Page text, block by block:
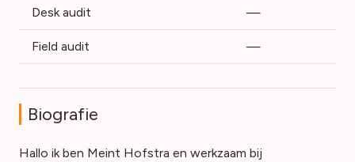
Desk audit —
Field audit —
Biografie
Hallo ik ben Meint Hofstra en werkzaam bij